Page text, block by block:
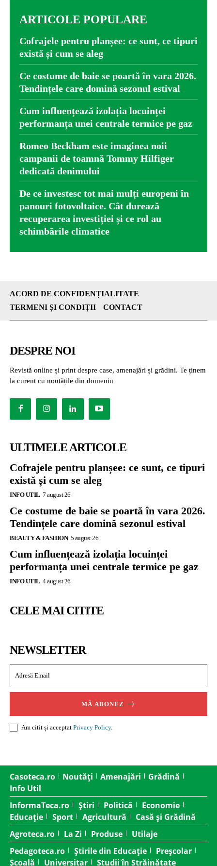
ARTICOLE POPULARE
Cofrajele pentru planșee: ce sunt, ce tipuri
există și cum se aleg
Ce costume de baie se poartă în vara 2026.
Tendințele care domină sezonul estival
Cum influențează izolația locuinței
performanța unei centrale termice pe gaz
Romeo Beckham este imaginea noii
campanii de toamnă Tommy Hilfiger
dedicată denimului
De ce investesc tot mai mulți europeni în
panouri fotovoltaice. Cât durează
recuperarea investiției și ce rol au
schimbările climatice
ACORD DE CONFIDENȚIALITATE
TERMENI ȘI CONDIȚII
CONTACT
DESPRE NOI
Revistă online și print despre case, amenajări și grădini. Te ținem
la curent cu noutățile din domeniu
ULTIMELE ARTICOLE
Cofrajele pentru planșee: ce sunt, ce tipuri
există și cum se aleg
INFO UTIL 7 august 26
Ce costume de baie se poartă în vara 2026.
Tendințele care domină sezonul estival
BEAUTY & FASHION 5 august 26
Cum influențează izolația locuinței
performanța unei centrale termice pe gaz
INFO UTIL 4 august 26
CELE MAI CITITE
NEWSLETTER
MĂ ABONEZ
Am citit și acceptat Privacy Policy.
Casoteca.ro Noutăți Amenajări
Grădină
Info Util
InformaTeca.ro
Știri Politică
Economie
Educație
Sport Agricultură
Casă și Grădină
Agroteca.ro
La Zi Produse
Utilaje
Pedagoteca.ro
Știrile din Educație
Preșcolar
Școală
Universitar Studii în Străinătate